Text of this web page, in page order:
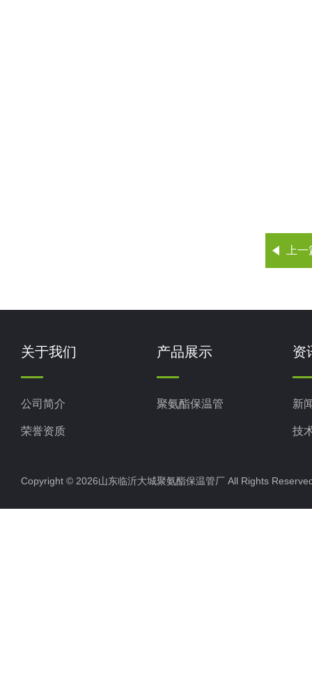
上
关于我们
公司简介
荣誉资质
产品展示
聚氨酯保温管
资
新
技
Copyright © 2026山东临沂大城聚氨酯保温管厂 All Rights